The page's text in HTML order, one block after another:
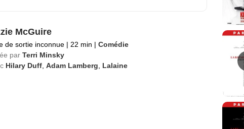
McGuire
de sortie inconnue | 22 min | Comédie
par Terri Minsky
Hilary Duff, Adam Lamberg, Lalaine